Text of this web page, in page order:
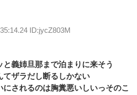
ID:jycZ803M
義姉旦那まで泊まりに来そう
てザラだし断るしかない
されるのは胸糞悪いしいっそのこ